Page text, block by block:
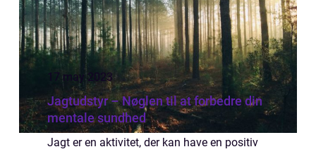
17 may 2023
Jagtudstyr – Nøglen til at forbedre din
mentale sundhed
Jagt er en aktivitet, der kan have en positiv